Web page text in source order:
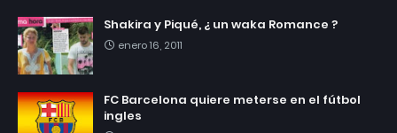
Shakira y Piqué, ¿ un waka Romance ?
enero 16, 2011
FC Barcelona quiere meterse en el fútbol
ingles